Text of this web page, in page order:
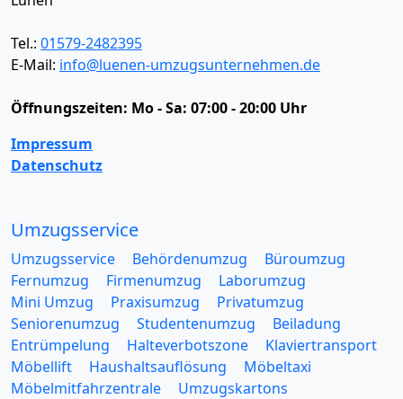
Tel.: 01579-2482395
E-Mail: info@luenen-umzugsunternehmen.de
Öffnungszeiten: Mo - Sa: 07:00 - 20:00 Uhr
Impressum
Datenschutz
Umzugsservice
Umzugsservice Behördenumzug
Büroumzug
Fernumzug
Firmenumzug
Laborumzug
Mini Umzug
Praxisumzug
Privatumzug
Seniorenumzug
Studentenumzug
Beiladung
Entrümpelung
Halteverbotszone
Klaviertransport
Möbellift
Haushaltsauflösung
Möbeltaxi
Möbelmitfahrzentrale
Umzugskartons